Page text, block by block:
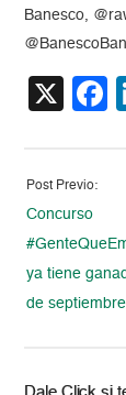
Banesco,
X
Post Previo:
Concurso
ya tiene
de septiembre